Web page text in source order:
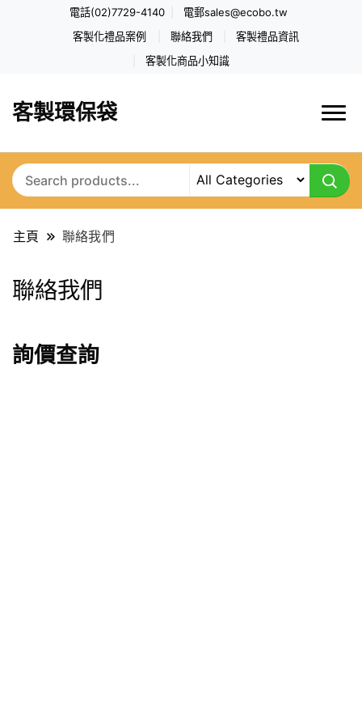
電話(02)7729-4140 電郵sales@ecobo.tw
客製化禮品案例 聯絡我們 客製禮品資訊
客製化商品小知識
客製環保袋
主頁 聯絡我們
聯絡我們
詢價查詢